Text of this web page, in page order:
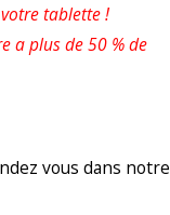
tablette !
a plus de 50 % de
vous dans notre